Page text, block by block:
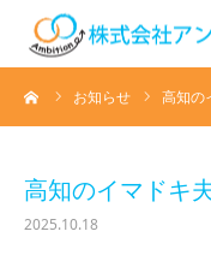
お知らせ 高知の
高知のイマドキ
2025.10.18
ホーム